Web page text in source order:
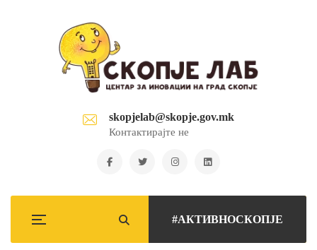
skopjelab@skopje.gov.mk
Контактирајте не
#АКТИВНОСКОПЈЕ